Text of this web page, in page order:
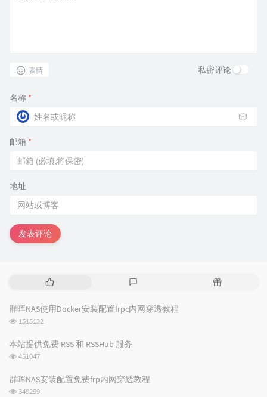
表情 私密评论
名称 *
🎲
邮箱 *
地址
发表评论
热
文
章
评
论
随
群晖NAS使用Docker安装配置frpc内网穿透教程
浏
次
数:
1515132
本站提供免费 RSS 和 RSSHub 服务
浏
次
数:
451047
群晖NAS安装配置免费frp内网穿透教程
浏
349299